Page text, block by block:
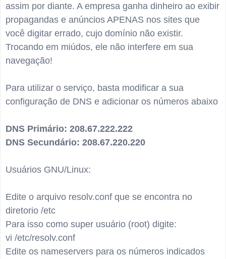
assim por diante. A empresa ganha dinheiro ao exibir
propagandas e anúncios APENAS nos sites que
você digitar errado, cujo domínio não existir.
Trocando em miúdos, ele não interfere em sua
navegação!
Para utilizar o serviço, basta modificar a sua
configuração de DNS e adicionar os números abaixo
DNS Primário: 208.67.222.222
DNS Secundário: 208.67.220.220
Usuários GNU/Linux:
Edite o arquivo resolv.conf que se encontra no
diretorio /etc
Para isso como super usuário (root) digite:
vi /etc/resolv.conf
Edite os nameservers para os números indicados